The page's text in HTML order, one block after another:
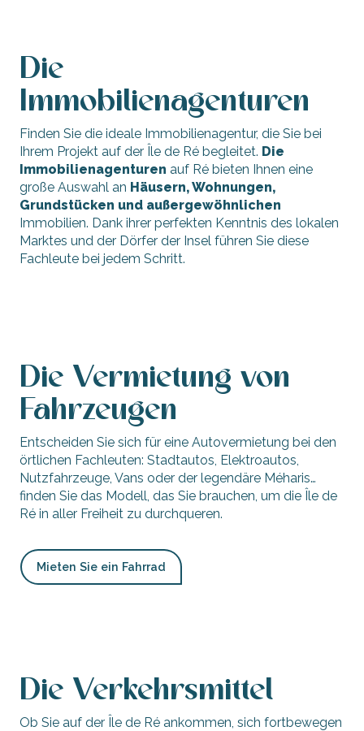
Die
Immobilienagenturen
Finden Sie die ideale Immobilienagentur, die Sie bei
Ihrem Projekt auf der Île de Ré begleitet. Die
Immobilienagenturen auf Ré bieten Ihnen eine
große Auswahl an Häusern, Wohnungen,
Grundstücken und außergewöhnlichen
Immobilien. Dank ihrer perfekten Kenntnis des lokalen
Marktes und der Dörfer der Insel führen Sie diese
Fachleute bei jedem Schritt.
Die Vermietung von
Fahrzeugen
Entscheiden Sie sich für eine Autovermietung bei den
örtlichen Fachleuten: Stadtautos, Elektroautos,
Nutzfahrzeuge, Vans oder der legendäre Méharis…
finden Sie das Modell, das Sie brauchen, um die Île de
Ré in aller Freiheit zu durchqueren.
Mieten Sie ein Fahrrad
Die Verkehrsmittel
Ob Sie auf der Île de Ré ankommen, sich fortbewegen